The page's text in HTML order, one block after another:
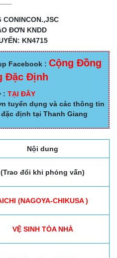
CONINCON.,JSC
ĐƠN KNDD
KN4715
Facebook : Cộng Đồng
Đặc Định
: TẠI ĐÂY
tuyển dụng và các thông tin
định tại Thanh Giang
Nội dung
(Trao đổi khi phỏng vấn)
(NAGOYA-CHIKUSA )
VỆ SINH TÒA NHÀ